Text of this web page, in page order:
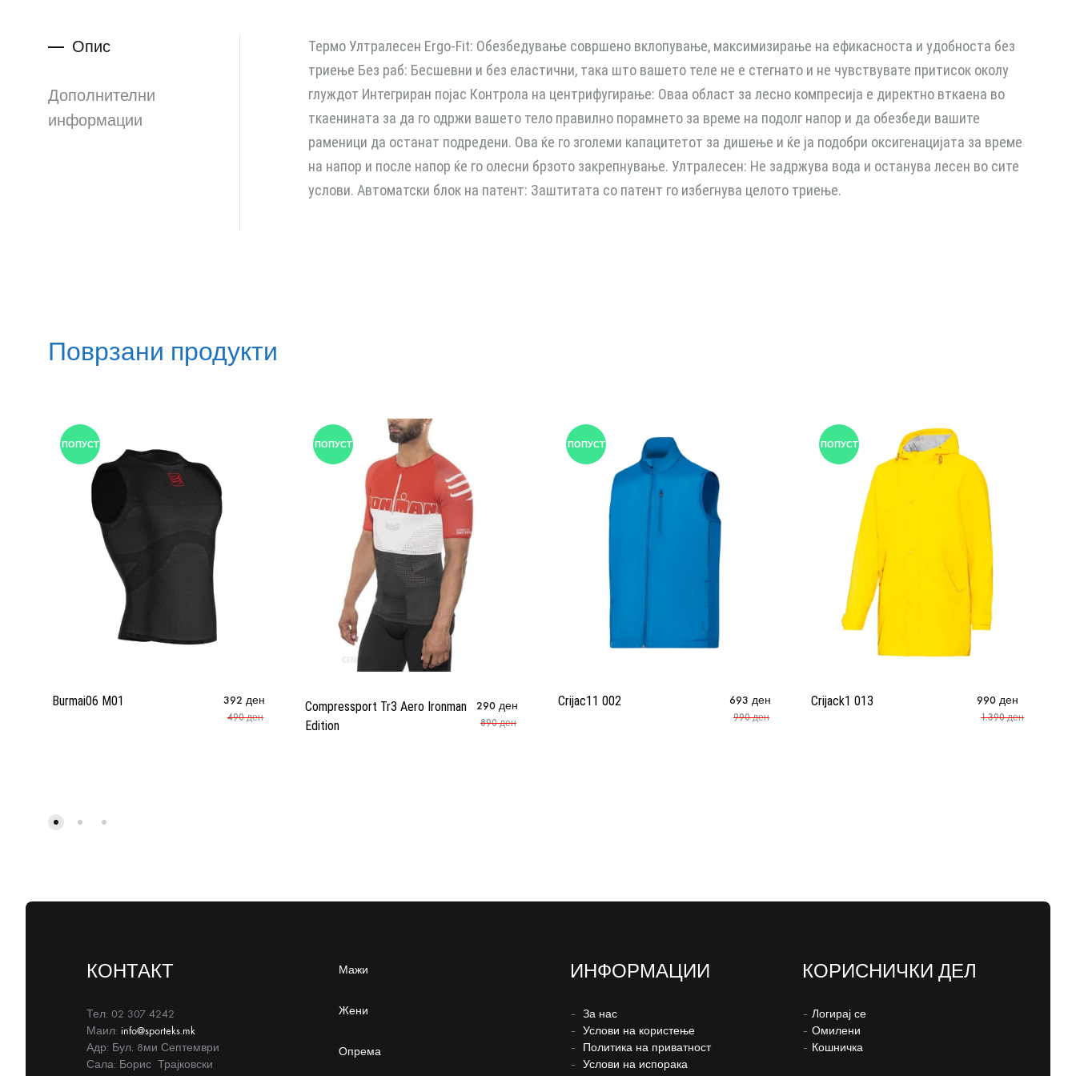
Опис
Дополнителни
информации
Термо Ултралесен Ergo-Fit: Обезбедување совршено вклопување, максимизирање на ефикасноста и удобноста без
триење Без раб: Бесшевни и без еластични, така што вашето теле не е стегнато и не чувствувате притисок околу
глуждот Интегриран појас Контрола на центрифугирање: Оваа област за лесно компресија е директно вткаена во
ткаенината за да го одржи вашето тело правилно порамнето за време на подолг напор и да обезбеди вашите
раменици да останат подредени. Ова ќе го зголеми капацитетот за дишење и ќе ја подобри оксигенацијата за време
на напор и после напор ќе го олесни брзото закрепнување. Ултралесен: Не задржува вода и останува лесен во сите
услови. Автоматски блок на патент: Заштитата со патент го избегнува целото триење.
Поврзани продукти
ПОПУСТ
Burmai06 M01 392 ден
490ден
ПОПУСТ
Compressport Tr3 Aero Ironman
Edition
290 ден
890ден
ПОПУСТ
Crijac11 002 693 ден
990ден
ПОПУСТ
Crijack1 013 990 ден
1.390ден
КОНТАКТ
Тел: 02 307 4242
Маил: info@sporteks.mk
Адр: Бул. 8ми Септември
Сала: Борис Трајковски
Мажи
Жени
Опрема
ИНФОРМАЦИИ
– За нас
– Услови на користење
– Политика на приватност
– Услови на испорака
КОРИСНИЧКИ ДЕЛ
– Логирај се
– Омилени
– Кошничка